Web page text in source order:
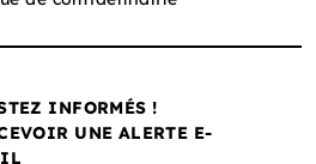
INFORMÉS !
UNE ALERTE E-